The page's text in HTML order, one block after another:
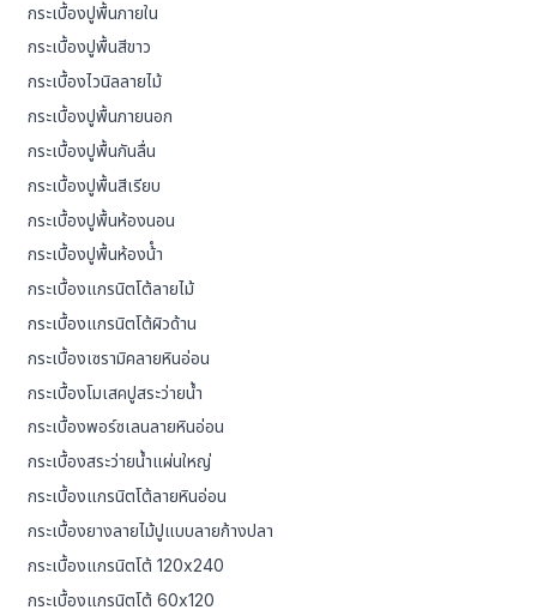
กระเบื้องปูพื้นภายใน
กระเบื้องปูพื้นสีขาว
กระเบื้องไวนิลลายไม้
กระเบื้องปูพื้นภายนอก
กระเบื้องปูพื้นกันลื่น
กระเบื้องปูพื้นสีเรียบ
กระเบื้องปูพื้นห้องนอน
กระเบื้องปูพื้นห้องน้ํา
กระเบื้องแกรนิตโต้ลายไม้
กระเบื้องแกรนิตโต้ผิวด้าน
กระเบื้องเซรามิคลายหินอ่อน
กระเบื้องโมเสคปูสระว่ายน้ำ
กระเบื้องพอร์ซเลนลายหินอ่อน
กระเบื้องสระว่ายน้ำแผ่นใหญ่
กระเบื้องแกรนิตโต้ลายหินอ่อน
กระเบื้องยางลายไม้ปูแบบลายก้างปลา
กระเบื้องแกรนิตโต้ 120x240
กระเบื้องแกรนิตโต้ 60x120